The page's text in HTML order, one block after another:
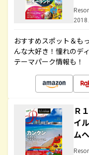
おすすめスポット＆も
んな大好き！憧れのデ
テーマパーク情報も！
Ｒ
イ
ム